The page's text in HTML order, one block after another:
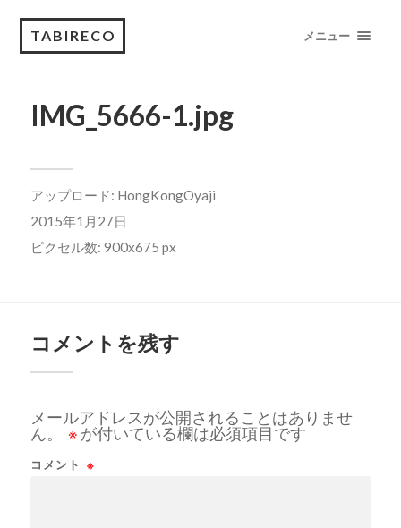
TABIRECO メニュー
IMG_5666-1.jpg
アップロード: HongKongOyaji
2015年1月27日
ピクセル数: 900x675 px
コメントを残す
メールアドレスが公開されることはありませ
ん。
※ が付いている欄は必須項目です
コメント ※